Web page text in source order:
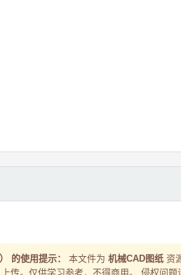
的使用提示： 本文件为 机械CAD图纸 资
传。仅供学习参考，不得商用。 侵权问题